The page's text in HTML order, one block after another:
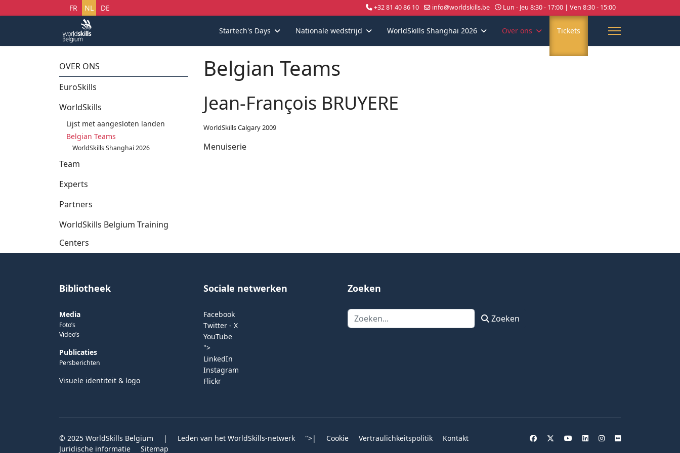
Selecteer uw taal
FR NL DE +32 81 40 86 10 info@worldskills.be Lun - Jeu 8:30 - 17:00 | Ven 8:30 - 15:00
Startech's Days Nationale wedstrijd WorldSkills Shanghai 2026 Over ons Tickets
OVER ONS
EuroSkills
WorldSkills
Lijst met aangesloten landen
Belgian Teams
WorldSkills Shanghai 2026
Team
Experts
Partners
WorldSkills Belgium Training
Centers
Belgian Teams
Jean-François BRUYERE
WorldSkills Calgary 2009
Menuiserie
Bibliotheek
Media
Foto’s
Video’s
Publicaties
Persberichten
Visuele identiteit & logo
Sociale netwerken
Facebook
Twitter - X
YouTube
">
LinkedIn
Instagram
Flickr
Zoeken
Zoeken Zoeken
© 2025 WorldSkills Belgium | Leden van het WorldSkills-netwerk ">| Cookie Vertraulichkeitspolitik
Kontakt
Juridische informatie
Sitemap